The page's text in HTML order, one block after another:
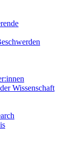
Wissenschaft